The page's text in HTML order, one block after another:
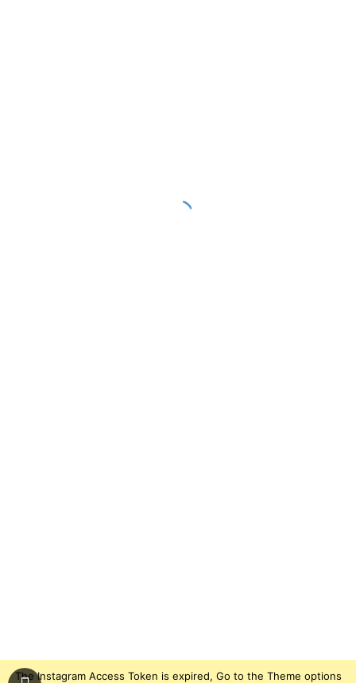
The Instagram Access Token is expired, Go to the Theme options